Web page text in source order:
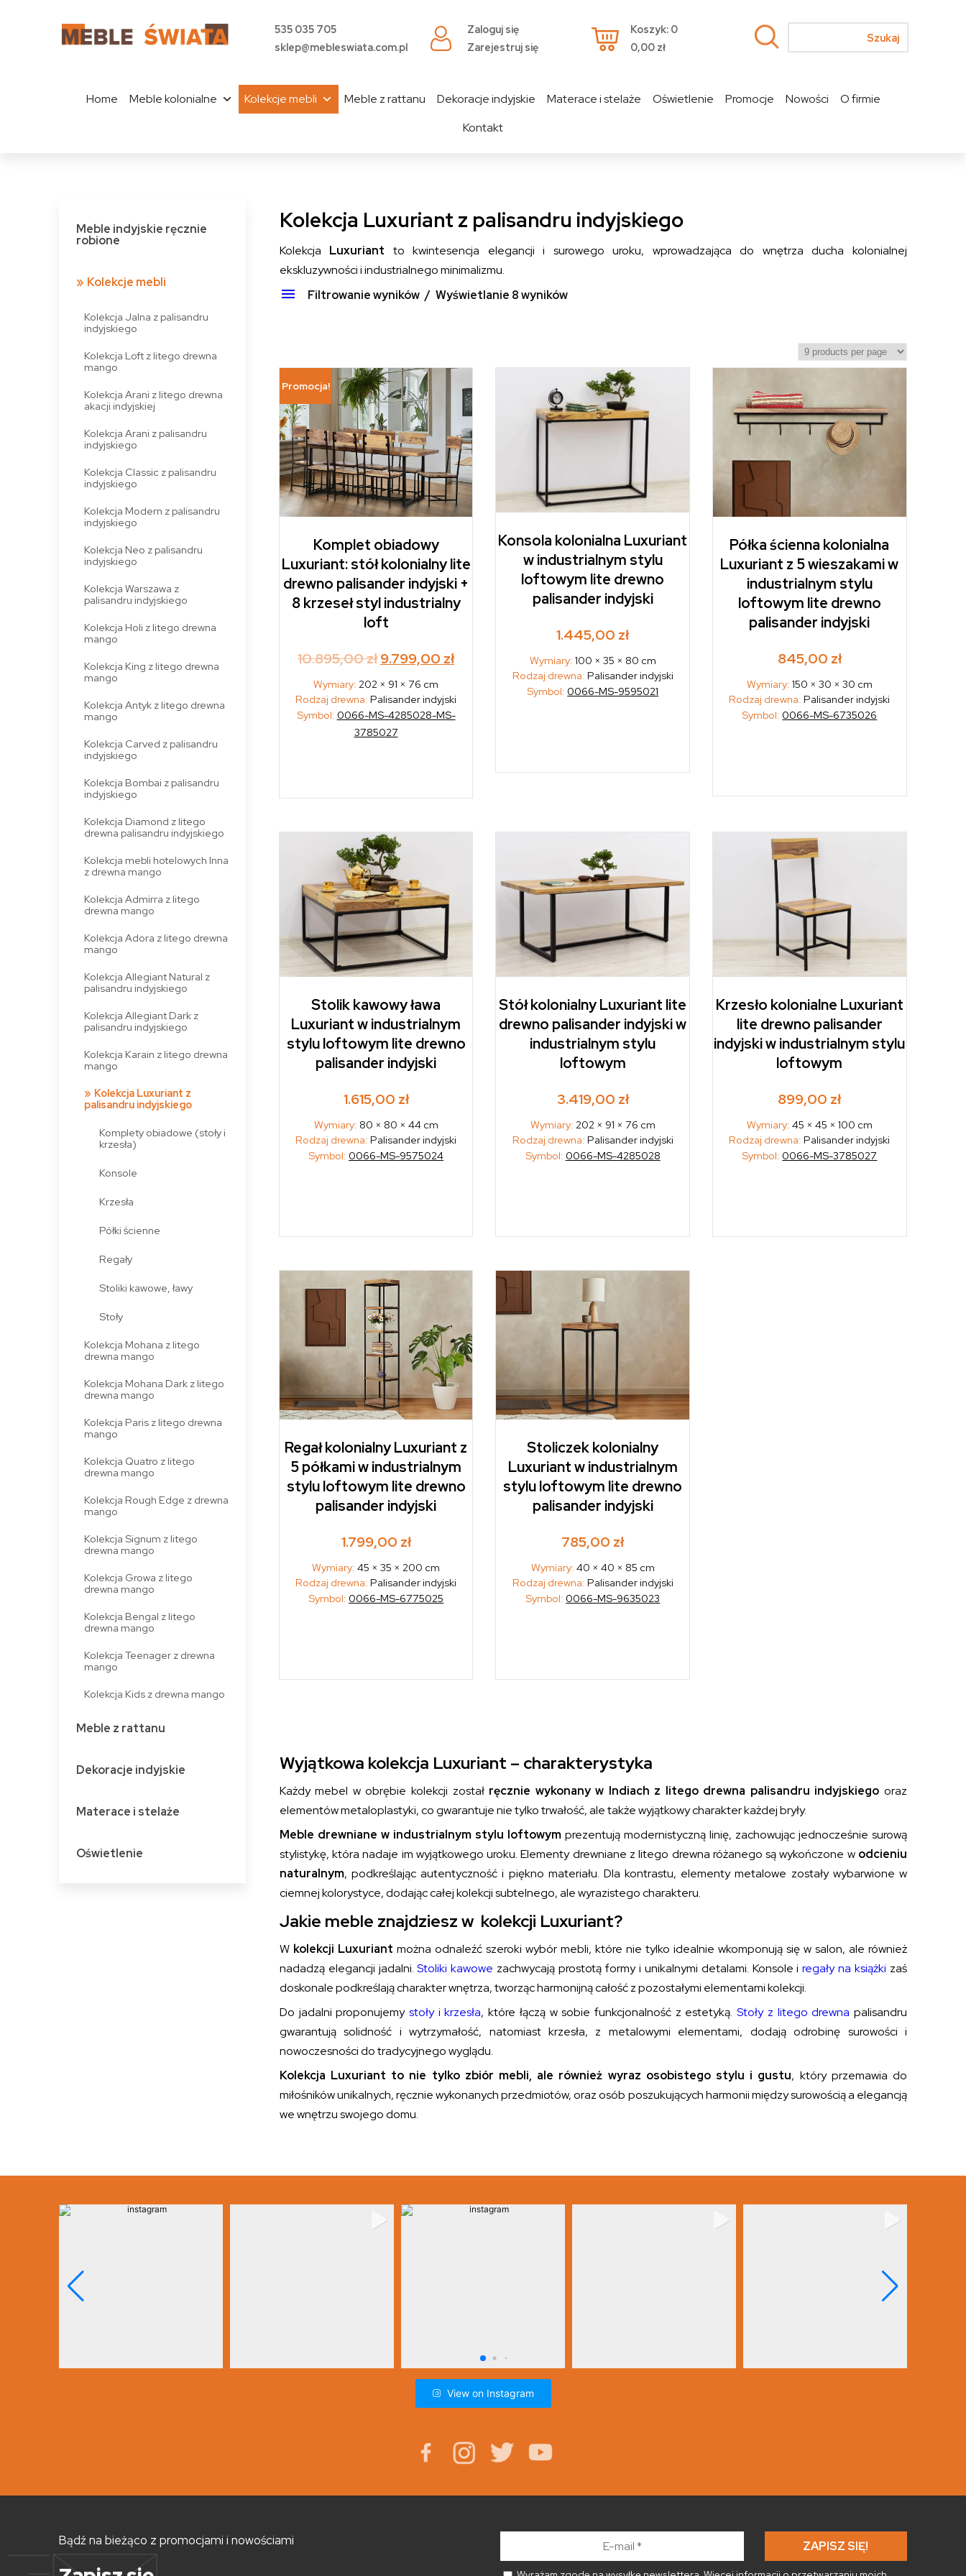
535 035 705
sklep@mebleswiata.com.pl
Zaloguj się
Zarejestruj się
Koszyk: 0
0,00 zł
Home Meble kolonialne Kolekcje mebli Meble z rattanu Dekoracje indyjskie Materace i stelaże Oświetlenie Promocje Nowości
O firmie
Kontakt
Meble indyjskie ręcznie
robione
Kolekcje mebli
Kolekcja Jalna z palisandru
indyjskiego
Kolekcja Loft z litego drewna
mango
Kolekcja Arani z litego drewna
akacji indyjskiej
Kolekcja Arani z palisandru
indyjskiego
Kolekcja Classic z palisandru
indyjskiego
Kolekcja Modern z palisandru
indyjskiego
Kolekcja Neo z palisandru
indyjskiego
Kolekcja Warszawa z
palisandru indyjskiego
Kolekcja Holi z litego drewna
mango
Kolekcja King z litego drewna
mango
Kolekcja Antyk z litego drewna
mango
Kolekcja Carved z palisandru
indyjskiego
Kolekcja Bombai z palisandru
indyjskiego
Kolekcja Diamond z litego
drewna palisandru indyjskiego
Kolekcja mebli hotelowych Inna
z drewna mango
Kolekcja Admirra z litego
drewna mango
Kolekcja Adora z litego drewna
mango
Kolekcja Allegiant Natural z
palisandru indyjskiego
Kolekcja Allegiant Dark z
palisandru indyjskiego
Kolekcja Karain z litego drewna
mango
Kolekcja Luxuriant z
palisandru indyjskiego
Komplety obiadowe (stoły i
krzesła)
Konsole
Krzesła
Półki ścienne
Regały
Stoliki kawowe, ławy
Stoły
Kolekcja Mohana z litego
drewna mango
Kolekcja Mohana Dark z litego
drewna mango
Kolekcja Paris z litego drewna
mango
Kolekcja Quatro z litego
drewna mango
Kolekcja Rough Edge z drewna
mango
Kolekcja Signum z litego
drewna mango
Kolekcja Growa z litego
drewna mango
Kolekcja Bengal z litego
drewna mango
Kolekcja Teenager z drewna
mango
Kolekcja Kids z drewna mango
Meble z rattanu
Dekoracje indyjskie
Materace i stelaże
Oświetlenie
Kolekcja Luxuriant z palisandru indyjskiego
Kolekcja Luxuriant to kwintesencja elegancji i surowego uroku, wprowadzająca do wnętrza ducha kolonialnej
ekskluzywności i industrialnego minimalizmu.
Filtrowanie wyników
Wyświetlanie 8 wyników
Promocja!
Komplet obiadowy
Luxuriant: stół kolonialny lite
drewno palisander indyjski +
8 krzeseł styl industrialny
loft
10.895,00złOriginal
price
was:
10.895,00 zł.
9.799,00 złCurrent
is:
Wymiary: 202 × 91 × 76 cm
Rodzaj drewna: Palisander indyjski
Symbol: 0066-MS-4285028-MS-
3785027
Konsola kolonialna Luxuriant
w industrialnym stylu
loftowym lite drewno
palisander indyjski
1.445,00 zł
Wymiary: 100 × 35 × 80 cm
Rodzaj drewna: Palisander indyjski
Symbol: 0066-MS-9595021
Półka ścienna kolonialna
Luxuriant z 5 wieszakami w
industrialnym stylu
loftowym lite drewno
palisander indyjski
845,00 zł
Wymiary: 150 × 30 × 30 cm
Rodzaj drewna: Palisander indyjski
Symbol: 0066-MS-6735026
Stolik kawowy ława
Luxuriant w industrialnym
stylu loftowym lite drewno
palisander indyjski
1.615,00 zł
Wymiary: 80 × 80 × 44 cm
Rodzaj drewna: Palisander indyjski
Symbol: 0066-MS-9575024
Stół kolonialny Luxuriant lite
drewno palisander indyjski w
industrialnym stylu
loftowym
3.419,00 zł
Wymiary: 202 × 91 × 76 cm
Rodzaj drewna: Palisander indyjski
Symbol: 0066-MS-4285028
Krzesło kolonialne Luxuriant
lite drewno palisander
indyjski w industrialnym stylu
loftowym
899,00 zł
Wymiary: 45 × 45 × 100 cm
Rodzaj drewna: Palisander indyjski
Symbol: 0066-MS-3785027
Regał kolonialny Luxuriant z
5 półkami w industrialnym
stylu loftowym lite drewno
palisander indyjski
1.799,00 zł
Wymiary:45 × 35 × 200 cm
Rodzaj drewna: Palisander indyjski
Symbol: 0066-MS-6775025
Stoliczek kolonialny
Luxuriant w industrialnym
stylu loftowym lite drewno
palisander indyjski
785,00 zł
Wymiary: 40 × 40 × 85 cm
Rodzaj drewna: Palisander indyjski
Symbol: 0066-MS-9635023
Wyjątkowa kolekcja Luxuriant – charakterystyka
Każdy mebel w obrębie kolekcji został ręcznie wykonany w Indiach z litego drewna palisandru indyjskiegooraz
elementów metaloplastyki, co gwarantuje nie tylko trwałość, ale także wyjątkowy charakter każdej bryły.
Meble drewniane w industrialnym stylu loftowymprezentują modernistyczną linię, zachowując jednocześnie surową
stylistykę, która nadaje im wyjątkowego uroku. Elementy drewniane z litego drewna różanego są wykończone w odcieniu
naturalnym, podkreślając autentyczność i piękno materiału. Dla kontrastu, elementy metalowe zostały wybarwione w
ciemnej kolorystyce, dodając całej kolekcji subtelnego, ale wyrazistego charakteru.
Jakie meble znajdziesz w kolekcji Luxuriant?
W kolekcji Luxuriant można odnaleźć szeroki wybór mebli, które nie tylko idealnie wkomponują się w salon, ale również
nadadzą elegancji jadalni.Stoliki kawowe zachwycają prostotą formy i unikalnymi detalami. Konsole iregały na książki zaś
doskonale podkreślają charakter wnętrza, tworząc harmonijną całość z pozostałymi elementami kolekcji.
Do jadalni proponujemy stoły i krzesła, które łączą w sobie funkcjonalność z estetyką. Stoły z litego drewna palisandru
gwarantują solidność i wytrzymałość, natomiast krzesła, z metalowymi elementami, dodają odrobinę surowości i
nowoczesności do tradycyjnego wyglądu.
Kolekcja Luxuriant to nie tylko zbiór mebli, ale również wyraz osobistego stylu i gustu, który przemawia do
miłośników unikalnych, ręcznie wykonanych przedmiotów, oraz osób poszukujących harmonii między surowością a elegancją
we wnętrzu swojego domu.
View on Instagram
Bądź na bieżąco z promocjami i nowościami
*